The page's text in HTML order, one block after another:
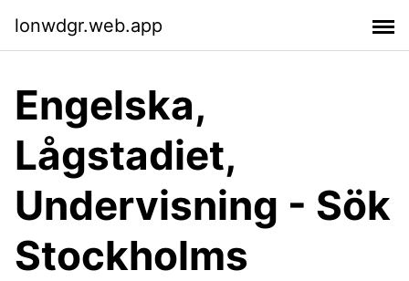
lonwdgr.web.app
Engelska,
Lågstadiet,
Undervisning - Sök
Stockholms